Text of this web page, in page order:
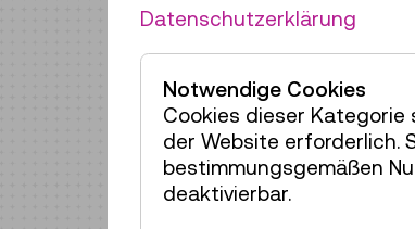
wird die
MINTin
ISBN: 978-
Verlage:
Datenschutzerklärung
Notwendige Cookies
Cookies dieser
der Website erforderlich.
bestimmungsgemäßen
deaktivierbar.